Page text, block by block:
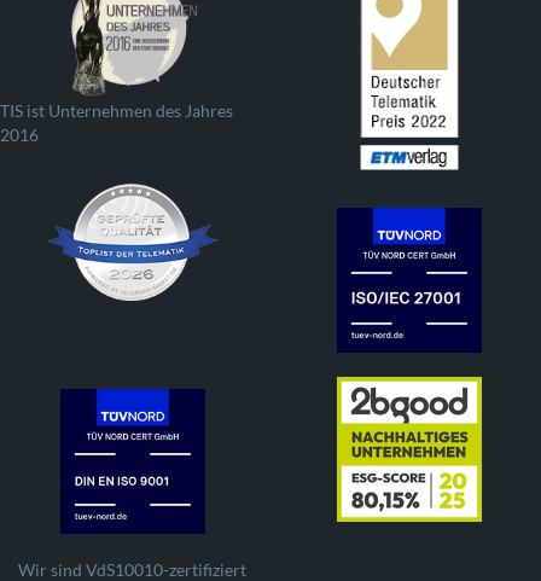
TIS ist Unternehmen des Jahres
2016
Wir sind VdS10010-zertifiziert